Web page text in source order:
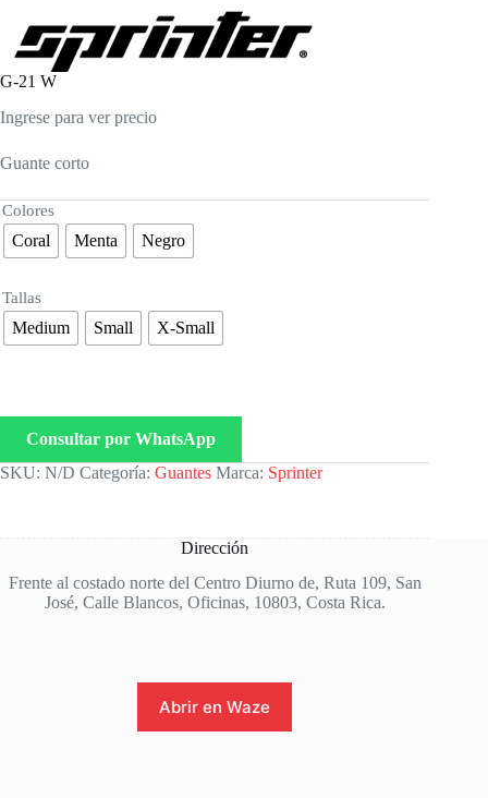
G-21 W
Ingrese para ver precio
Guante corto
Colores
Coral Menta Negro
Tallas
Medium Small X-Small
Consultar por WhatsApp
SKU: N/D Categoría: Guantes Marca: Sprinter
Dirección
Frente al costado norte del Centro Diurno de, Ruta 109, San
José, Calle Blancos, Oficinas, 10803, Costa Rica.
Abrir en Waze